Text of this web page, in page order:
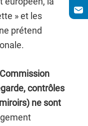
» et les
prétend
contrôles
ne sont